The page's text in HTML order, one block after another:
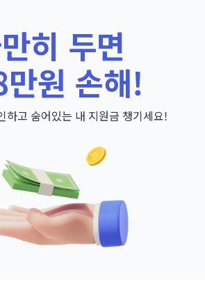
히 두면
원 손해!
하고 숨어있는 내 지원금 챙기세요!